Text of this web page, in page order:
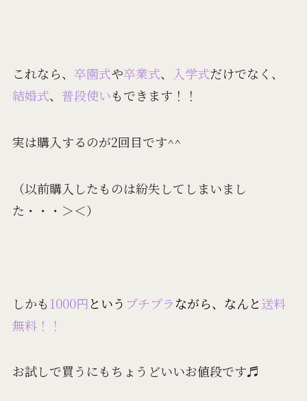
これなら、 卒園式や卒業式、 入学式だけでなく、
結婚式、 普段使いもできます！！
実は購入するのが2回目です^^
（以前購入したものは紛失してしまいまし
た・・・＞＜）
しかも1000円という プチプラながら、なんと送料
無料！！
お試しで買うにもちょうどいいお値段です♬